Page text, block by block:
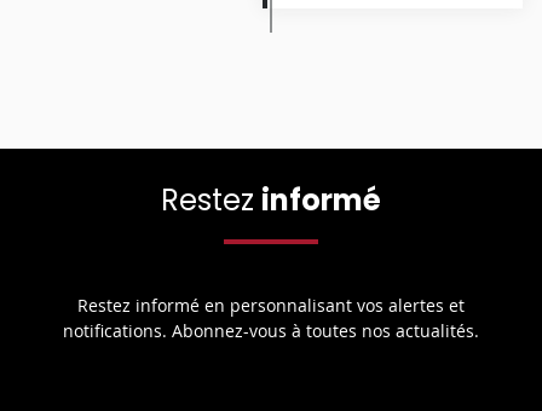
Restez informé
Restez informé en personnalisant vos alertes et
notifications. Abonnez-vous à toutes nos actualités.